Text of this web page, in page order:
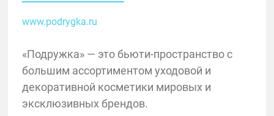
www.podrygka.ru
«Подружка» — это бьюти-пространство с
большим ассортиментом уходовой и
декоративной косметики мировых и
эксклюзивных брендов.